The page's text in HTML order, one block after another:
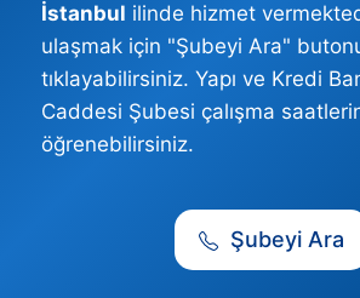
İstanbul ilinde hizmet
ulaşmak için "Şubeyi Ara"
tıklayabilirsiniz. Yapı ve Kredi
Caddesi Şubesi çalışma
öğrenebilirsiniz.
Şubeyi Ara